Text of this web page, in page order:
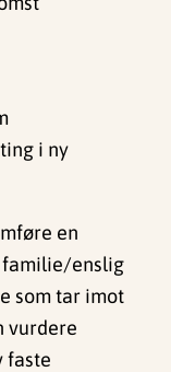
i ny
en
familie/enslig
som tar imot
vurdere
faste